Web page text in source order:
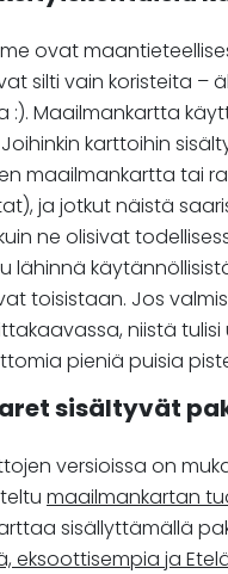
ovat
silti vain koristeita –
:). Maailmankartta
karttoihin
maailmankartta tai
ja jotkut näistä
ne olisivat
lähinnä
toisistaan. Jos
niistä tulisi
pieniä puisia
sisältyvät
versioissa on
maailmankartan
sisällyttämällä
eksoottisempia ja